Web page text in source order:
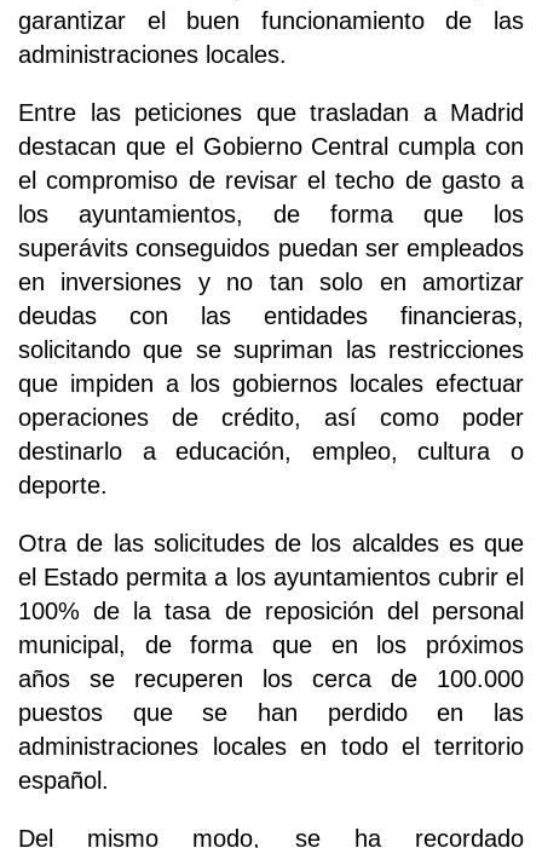
garantizar el buen funcionamiento de las
administraciones locales.
Entre las peticiones que trasladan a Madrid
destacan que el Gobierno Central cumpla con
el compromiso de revisar el techo de gasto a
los ayuntamientos, de forma que los
superávits conseguidos puedan ser empleados
en inversiones y no tan solo en amortizar
deudas con las entidades financieras,
solicitando que se supriman las restricciones
que impiden a los gobiernos locales efectuar
operaciones de crédito, así como poder
destinarlo a educación, empleo, cultura o
deporte.
Otra de las solicitudes de los alcaldes es que
el Estado permita a los ayuntamientos cubrir el
100% de la tasa de reposición del personal
municipal, de forma que en los próximos
años se recuperen los cerca de 100.000
puestos que se han perdido en las
administraciones locales en todo el territorio
español.
Del mismo modo, se ha recordado